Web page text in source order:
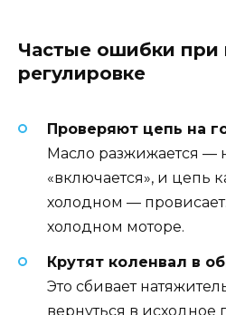
Частые ошибки при
регулировке
Проверяют цепь на
Масло разжижается —
«включается», и цепь
холодном —
холодном моторе.
Крутят коленвал в
Это сбивает
вернуться в